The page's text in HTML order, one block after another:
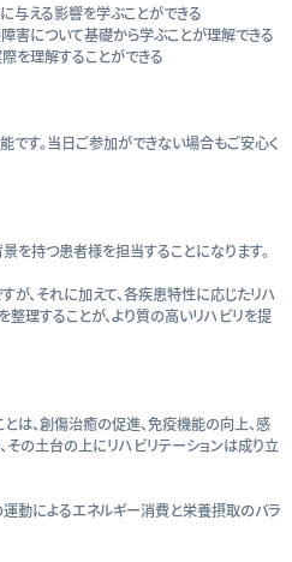
与える影響を学ぶことができる
害について基礎から学ぶことが理解できる
を理解することができる
す。当日ご参加ができない場合もご安心く
を持つ患者様を担当することになります。
、それに加えて、各疾患特性に応じたリハ
整理することが、より質の高いリハビリを提
は、創傷治癒の促進、免疫機能の向上、感
の土台の上にリハビリテーションは成り立
運動によるエネルギー消費と栄養摂取のバラ